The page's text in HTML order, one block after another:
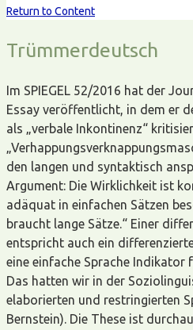
Return to Content
Trümmerdeutsch
Im SPIEGEL 52/2016 hat der
Essay veröffentlicht, in dem er
als „verbale Inkontinenz“
den langen und syntaktisch
Argument: Die Wirklichkeit ist
adäquat in einfachen Sätzen
braucht lange Sätze.“ Einer
entspricht auch ein
eine einfache Sprache Indikator
Das hatten wir in der
elaborierten und restringierten
Bernstein). Die These ist